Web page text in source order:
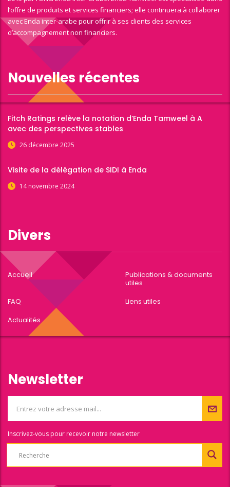
l’offre de produits et services financiers; elle continuera à collaborer
avec Enda inter-arabe pour offrir à ses clients des services
d’accompagnement non financiers.
Nouvelles récentes
Fitch Ratings relève la notation d’Enda Tamweel à A
avec des perspectives stables
26 décembre 2025
Visite de la délégation de SIDI à Enda
14 novembre 2024
Divers
Accueil
Publications & documents
utiles
FAQ
Liens utiles
Actualités
Newsletter
Inscrivez-vous pour recevoir notre newsletter